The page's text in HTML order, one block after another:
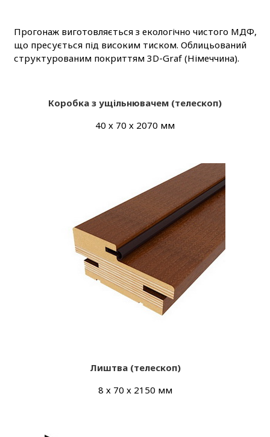
Прогонаж виготовляється з екологічно чистого МДФ,
що пресується під високим тиском. Облицьований
структурованим покриттям 3D-Graf (Німеччина).
Коробка з ущільнювачем (телескоп)
40 х 70 х 2070 мм
Лиштва (телескоп)
8 х 70 х 2150 мм